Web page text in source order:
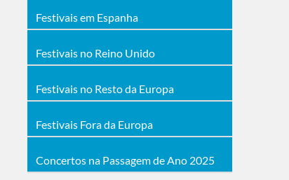
Festivais em Espanha
Festivais no Reino Unido
Festivais no Resto da Europa
Festivais Fora da Europa
Concertos na Passagem de Ano 2025